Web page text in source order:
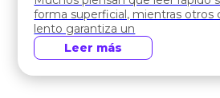
forma superficial, mientras otros
lento garantiza un
Leer más